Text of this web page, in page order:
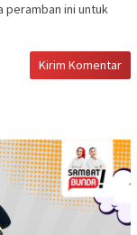
peramban ini untuk